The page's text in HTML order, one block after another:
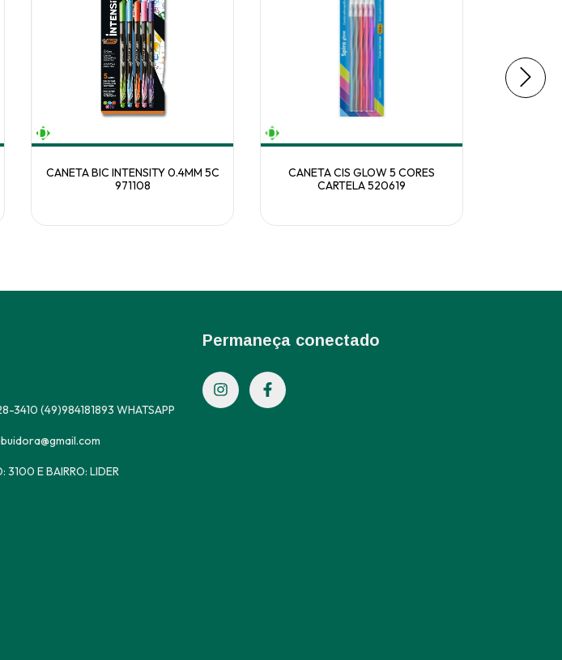
CANETA BIC INTENSITY 0.4MM 5C
971108
CANETA CIS GLOW 5 CORES
CARTELA 520619
3410 (49)984181893 WHATSAPP
3100 E BAIRRO: LIDER
Permaneça conectado